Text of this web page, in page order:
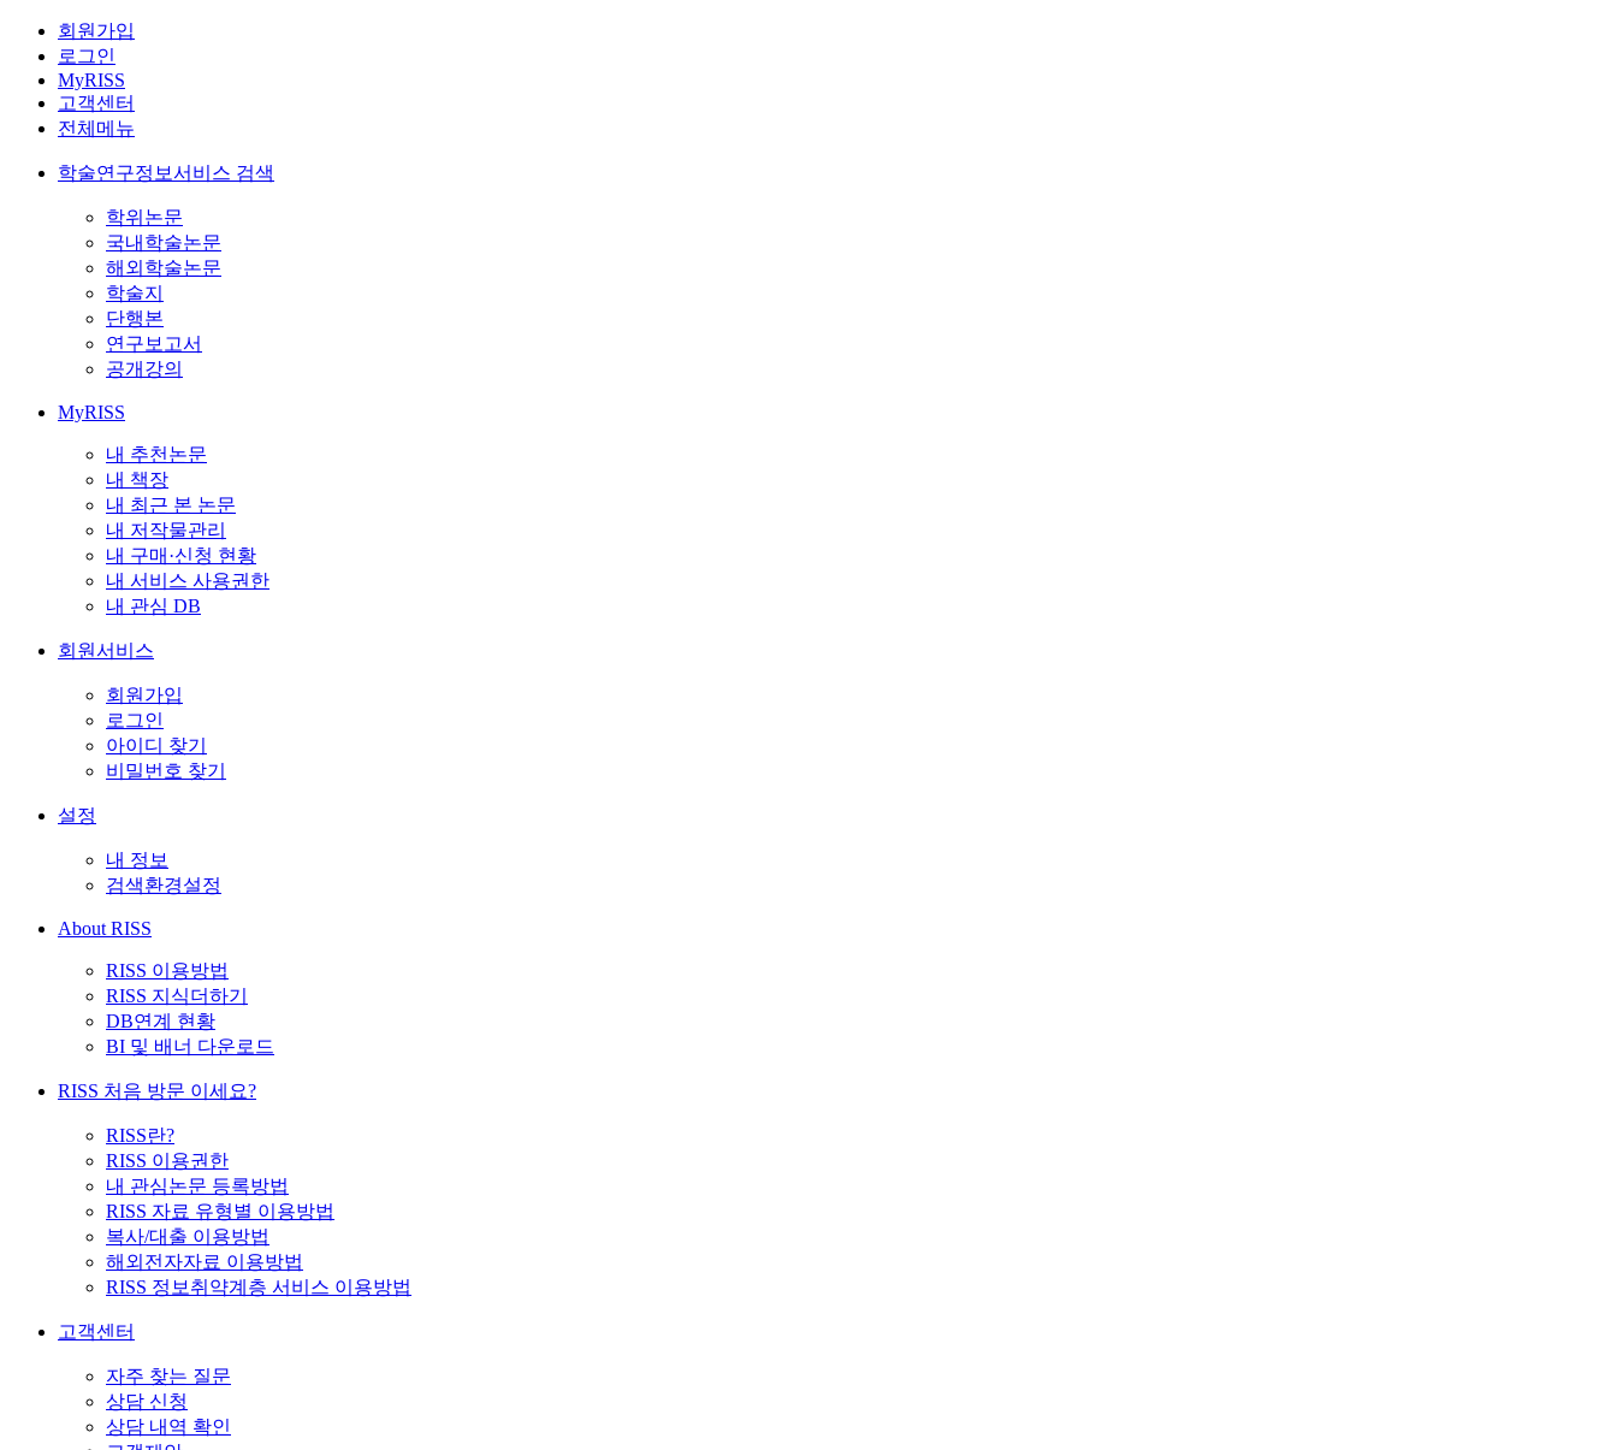
회원가입
로그인
MyRISS
고객센터
전체메뉴
학술연구정보서비스 검색
학위논문
국내학술논문
해외학술논문
학술지
단행본
연구보고서
공개강의
MyRISS
내 추천논문
내 책장
내 최근 본 논문
내 저작물관리
내 구매·신청 현황
내 서비스 사용권한
내 관심 DB
회원서비스
회원가입
로그인
아이디 찾기
비밀번호 찾기
설정
내 정보
검색환경설정
About RISS
RISS 이용방법
RISS 지식더하기
DB연계 현황
BI 및 배너 다운로드
RISS 처음 방문 이세요?
RISS란?
RISS 이용권한
내 관심논문 등록방법
RISS 자료 유형별 이용방법
복사/대출 이용방법
해외전자자료 이용방법
RISS 정보취약계층 서비스 이용방법
고객센터
자주 찾는 질문
상담 신청
상담 내역 확인